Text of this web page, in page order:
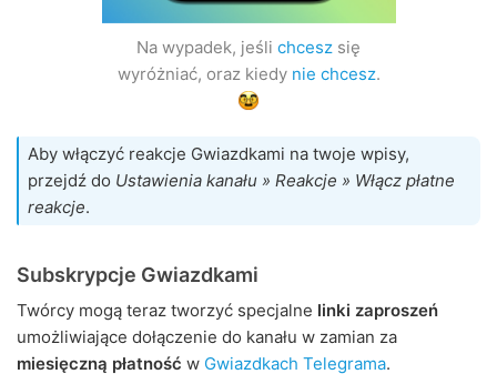
Na wypadek, jeśli chcesz się
wyróżniać, oraz kiedy nie chcesz.
Aby włączyć reakcje Gwiazdkami na twoje wpisy,
przejdź do Ustawienia kanału » Reakcje » Włącz płatne
reakcje.
Subskrypcje Gwiazdkami
Twórcy mogą teraz tworzyć specjalne linki zaproszeń
umożliwiające dołączenie do kanału w zamian za
miesięczną płatność w Gwiazdkach Telegrama.